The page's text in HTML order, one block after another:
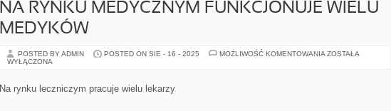
NA RYNKU MEDYCZNYM FUNKCJONUJE WIELU
MEDYKÓW
POSTED BY ADMIN POSTED ON SIE - 16 - 2025 MOŻLIWOŚĆ KOMENTOWANIA NA
ZOSTAŁA
WYŁĄCZONA
Na rynku leczniczym pracuje wielu lekarzy